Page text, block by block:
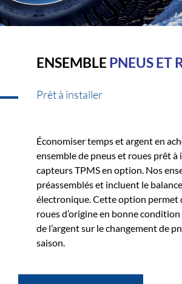
ENSEMBLEPNEUS ET
Prêt à installer
Économiser temps et argent en
ensemble de pneus et roues prêt à
capteurs TPMS en option. Nos
préassemblés et incluent le
électronique. Cette option permet
roues d’origine en bonne condition
de l’argent sur le changement de
saison.